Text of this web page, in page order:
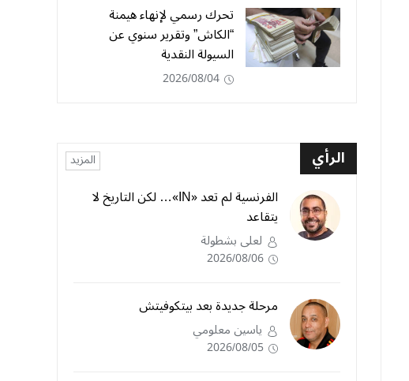
تحرك رسمي لإنهاء هيمنة
“الكاش” وتقرير سنوي عن
السيولة النقدية
2026/08/04
الرأي المزيد
الفرنسية لم تعد «IN»… لكن التاريخ لا
يتقاعد
لعلى بشطولة
2026/08/06
مرحلة جديدة بعد بيتكوفيتش
ياسين معلومي
2026/08/05